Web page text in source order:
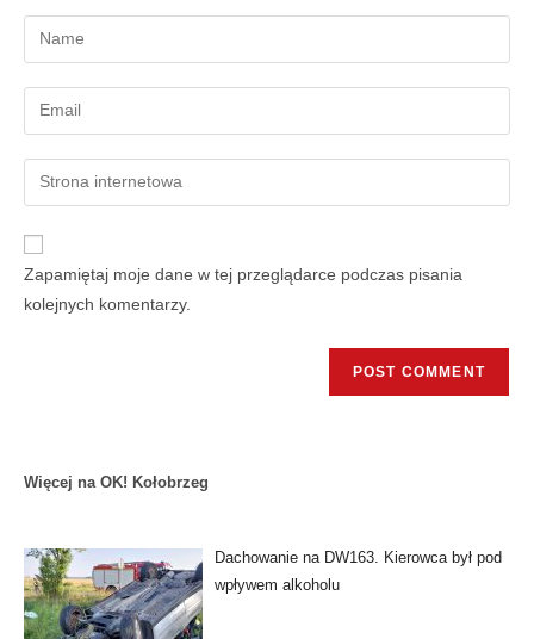
Zapamiętaj moje dane w tej przeglądarce podczas pisania
kolejnych komentarzy.
Więcej na OK! Kołobrzeg
Dachowanie na DW163. Kierowca był pod
wpływem alkoholu